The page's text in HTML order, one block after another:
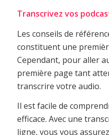
Transcrivez vos
Les conseils de
constituent une
Cependant, pour aller
première page tant
transcrire votre audio.
Il est facile de
efficace. Avec une
ligne, vous vous